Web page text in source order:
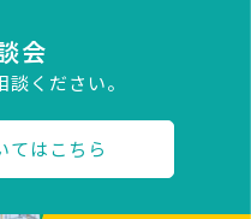
会
ください。
てはこちら